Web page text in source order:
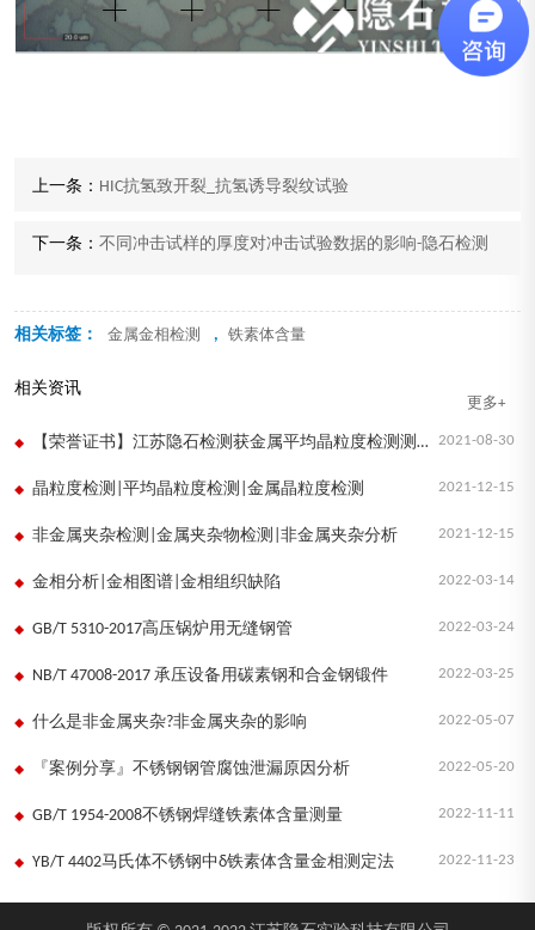
上一条： HIC抗氢致开裂_抗氢诱导裂纹试验
下一条： 不同冲击试样的厚度对冲击试验数据的影响-隐石检测
相关标签： 金属金相检测 , 铁素体含量
相关资讯
更多+
2021-08-30
【荣誉证书】江苏隐石检测获金属平均晶粒度检测测量审核结果证书
2021-12-15
晶粒度检测|平均晶粒度检测|金属晶粒度检测
2021-12-15
非金属夹杂检测|金属夹杂物检测|非金属夹杂分析
2022-03-14
金相分析|金相图谱|金相组织缺陷
2022-03-24
GB/T 5310-2017高压锅炉用无缝钢管
2022-03-25
NB/T 47008-2017 承压设备用碳素钢和合金钢锻件
2022-05-07
什么是非金属夹杂?非金属夹杂的影响
2022-05-20
『案例分享』不锈钢钢管腐蚀泄漏原因分析
2022-11-11
GB/T 1954-2008不锈钢焊缝铁素体含量测量
2022-11-23
YB/T 4402马氏体不锈钢中δ铁素体含量金相测定法